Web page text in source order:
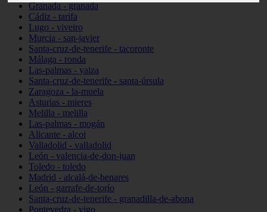
Granada - granada
Cádiz - tarifa
Lugo - viveiro
Murcia - san-javier
Santa-cruz-de-tenerife - tacoronte
Málaga - ronda
Las-palmas - yaiza
Santa-cruz-de-tenerife - santa-úrsula
Zaragoza - la-muela
Asturias - mieres
Melilla - melilla
Las-palmas - mogán
Alicante - alcoi
Valladolid - valladolid
León - valencia-de-don-juan
Toledo - toledo
Madrid - alcalá-de-henares
León - garrafe-de-torío
Santa-cruz-de-tenerife - granadilla-de-abona
Pontevedra - vigo